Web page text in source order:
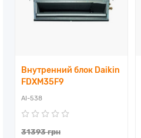
Внутренний блок Daikin
FDXM35F9
AI-538
31393 грн